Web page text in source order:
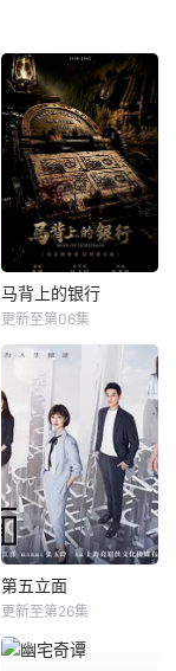
马背上的银行
更新至第06集
第五立面
更新至第26集